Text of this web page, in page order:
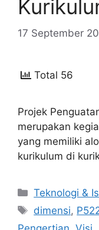
17 September
Total 56
Projek
merupakan
yang memiliki
kurikulum di
Kategori
Teknologi &
Tag
dimensi,